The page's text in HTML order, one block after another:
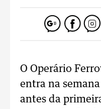
O Operário
entra na
antes da